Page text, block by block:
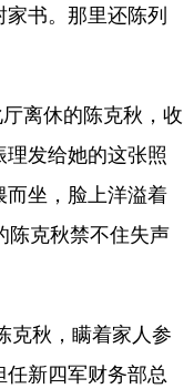
书。那里还陈列
离休的陈克秋，收
发给她的这张照
而坐，脸上洋溢着
陈克秋禁不住失声
克秋，瞒着家人参
新四军财务部总